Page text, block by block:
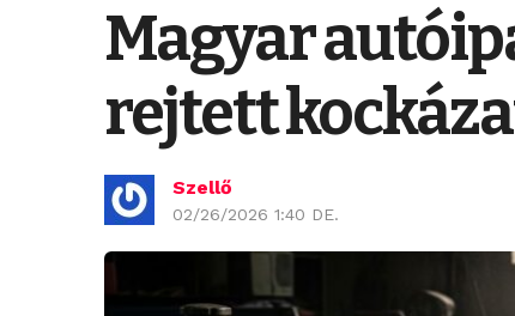
Magyar
rejtett
Szellő
02/26/2026 1:40 DE.